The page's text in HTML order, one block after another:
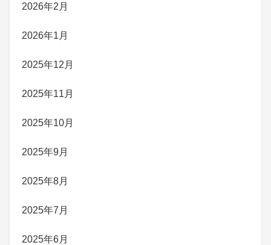
2026年2月
2026年1月
2025年12月
2025年11月
2025年10月
2025年9月
2025年8月
2025年7月
2025年6月